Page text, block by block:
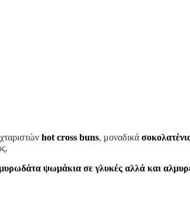
hot cross buns, μοναδικά
ψωμάκια σε γλυκές αλλά και